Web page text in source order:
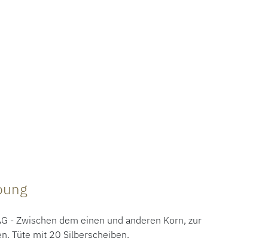
- Zwischen dem einen und anderen Korn, zur
Tüte mit 20 Silberscheiben.